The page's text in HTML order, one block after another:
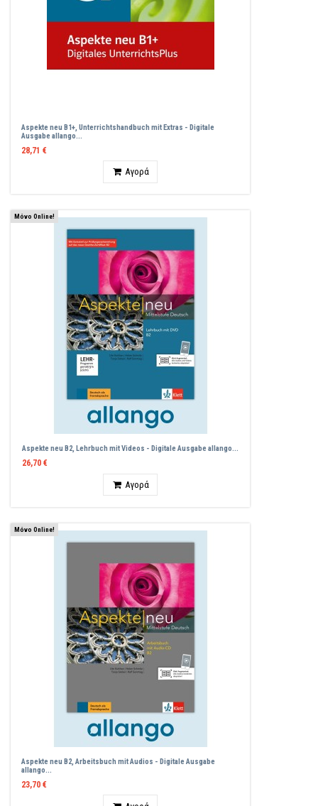
Aspekte neu B1+, Unterrichtshandbuch mit Extras - Digitale
Ausgabe allango...
28,71 €
Ποσότητα
Αγορά
Μόνο Online!
Aspekte neu B2, Lehrbuch mit Videos - Digitale Ausgabe allango...
26,70 €
Αγορά
Μόνο Online!
Aspekte neu B2, Arbeitsbuch mit Audios - Digitale Ausgabe
allango...
23,70 €